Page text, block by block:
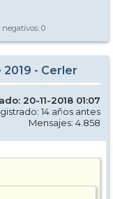
negativos: 0
- Cerler
20-11-2018 01:07
14 años antes
Mensajes: 4.858